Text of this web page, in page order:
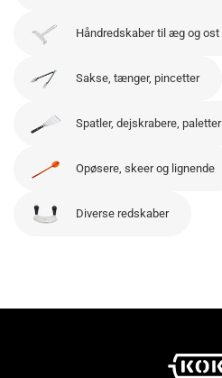
Håndredskaber til æg og ost
Sakse, tænger, pincetter
Spatler, dejskrabere, paletter
Opøsere, skeer og lignende
Diverse redskaber